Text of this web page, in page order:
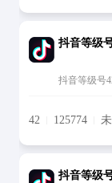
抖音等级
抖音等级号
42 125774
抖音等级